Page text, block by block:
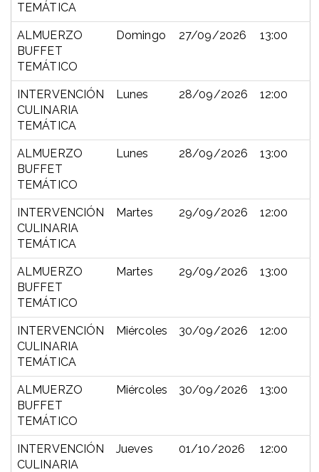
TEMÁTICA
ALMUERZO
BUFFET
TEMÁTICO
Domingo 27/09/2026 13:00
INTERVENCIÓN
CULINARIA
TEMÁTICA
Lunes 28/09/2026 12:00
ALMUERZO
BUFFET
TEMÁTICO
Lunes 28/09/2026 13:00
INTERVENCIÓN
CULINARIA
TEMÁTICA
Martes 29/09/2026 12:00
ALMUERZO
BUFFET
TEMÁTICO
Martes 29/09/2026 13:00
INTERVENCIÓN
CULINARIA
TEMÁTICA
Miércoles 30/09/2026 12:00
ALMUERZO
BUFFET
TEMÁTICO
Miércoles 30/09/2026 13:00
INTERVENCIÓN
CULINARIA
Jueves 01/10/2026 12:00